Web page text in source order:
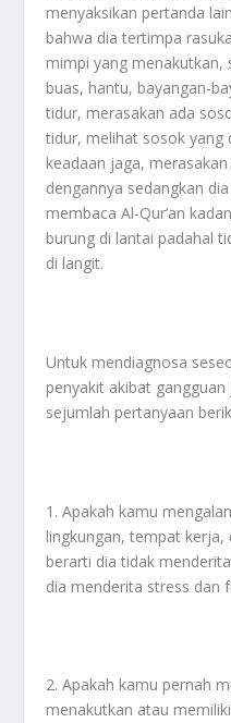
menyaksikan pertanda
bahwa dia tertimpa
mimpi yang
buas, hantu, bayangan-
tidur, merasakan ada
tidur, melihat sosok yang
keadaan jaga,
dengannya sedangkan
membaca Al-Qur’an
burung di lantai padahal
di langit.
Untuk mendiagnosa
penyakit akibat
sejumlah pertanyaan
1. Apakah kamu
lingkungan, tempat kerja,
berarti dia tidak
dia menderita stress dan
2. Apakah kamu pernah
menakutkan atau